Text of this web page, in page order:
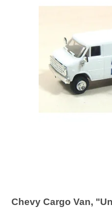
Chevy Cargo Van,